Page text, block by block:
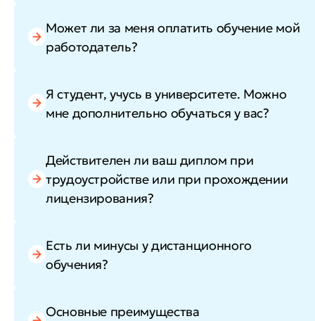
Может ли за меня оплатить обучение мой
работодатель?
Я студент, учусь в университете. Можно
мне дополнительно обучаться у вас?
Действителен ли ваш диплом при
трудоустройстве или при прохождении
лицензирования?
Есть ли минусы у дистанционного
обучения?
Основные преимущества